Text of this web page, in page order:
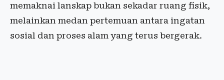
memaknai lanskap bukan sekadar ruang fisik,
melainkan medan pertemuan antara ingatan
sosial dan proses alam yang terus bergerak.